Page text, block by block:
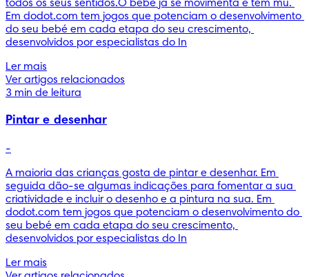
todos os seus sentidos.O bebé já se movimenta e tem mu.
Em dodot.com tem jogos que potenciam o desenvolvimento
do seu bebé em cada etapa do seu crescimento,
desenvolvidos por especialistas do In
Ler mais
Ver artigos relacionados
3 min de leitura
Pintar e desenhar
-
A maioria das crianças gosta de pintar e desenhar. Em
seguida dão-se algumas indicações para fomentar a sua
criatividade e incluir o desenho e a pintura na sua. Em
dodot.com tem jogos que potenciam o desenvolvimento do
seu bebé em cada etapa do seu crescimento,
desenvolvidos por especialistas do In
Ler mais